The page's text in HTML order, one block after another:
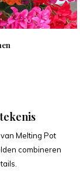
Melting Pot
combineren